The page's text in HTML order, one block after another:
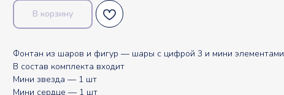
В корзину
Фонтан из шаров и фигур — шары с цифрой 3 и мини элементами
В состав комплекта входит
Мини звезда — 1 шт
Мини сердце — 1 шт